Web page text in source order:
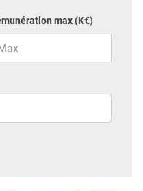
max (K€)